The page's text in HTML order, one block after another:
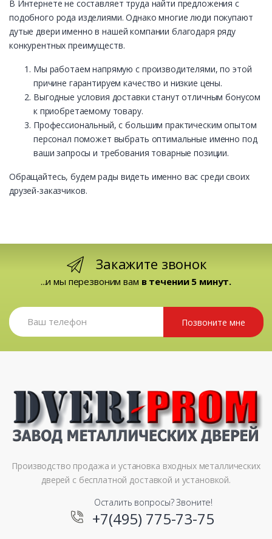
В Интернете не составляет труда найти предложения с
подобного рода изделиями. Однако многие люди покупают
дутые двери именно в нашей компании благодаря ряду
конкурентных преимуществ.
Мы работаем напрямую с производителями, по этой
причине гарантируем качество и низкие цены.
Выгодные условия доставки станут отличным бонусом
к приобретаемому товару.
Профессиональный, с большим практическим опытом
персонал поможет выбрать оптимальные именно под
ваши запросы и требования товарные позиции.
Обращайтесь, будем рады видеть именно вас среди своих
друзей-заказчиков.
Закажите звонок
...и мы перезвоним вам в течении 5 минут.
Позвоните мне
Производство продажа и установка входных металлических
дверей с бесплатной доставкой и установкой.
Осталить вопросы? Звоните!
+7(495) 775-73-75